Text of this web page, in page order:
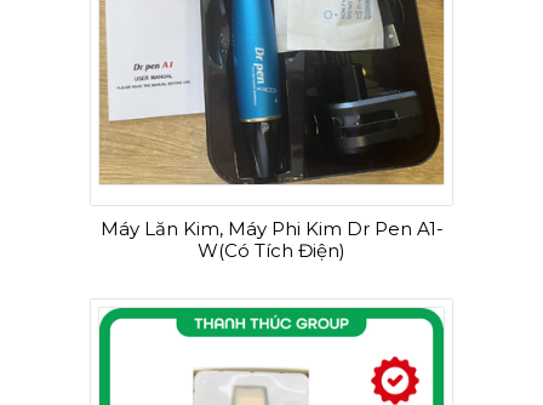
Máy Lăn Kim, Máy Phi Kim Dr Pen A1-
W(Có Tích Điện)